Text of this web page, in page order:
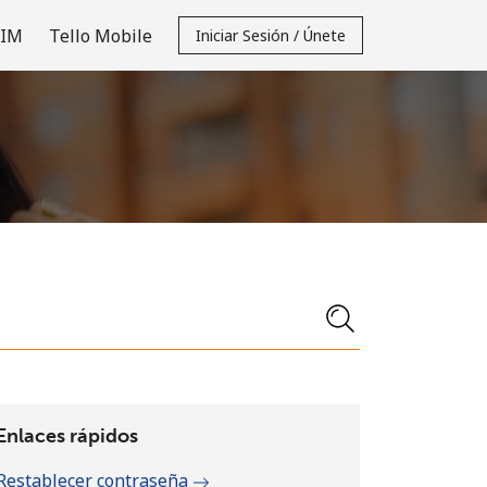
Tello Mobile Iniciar Sesión / Únete
rápidos
contraseña